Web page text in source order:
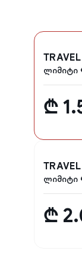
ლიმიტი
₾
ლიმიტი
₾